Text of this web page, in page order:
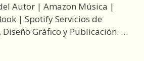
Autor | Amazon Música |
| Spotify Servicios de
Gráfico y Publicación. …